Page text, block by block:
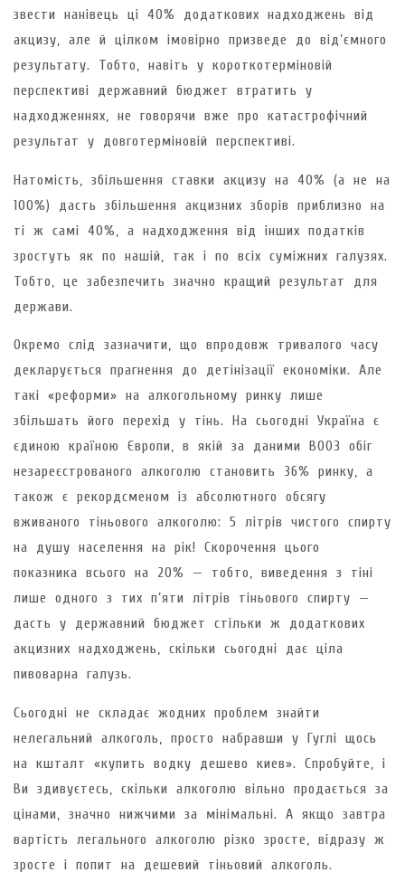
звести нанівець ці 40% додаткових надходжень від
акцизу, але й цілком імовірно призведе до від’ємного
результату. Тобто, навіть у короткотерміновій
перспективі державний бюджет втратить у
надходженнях, не говорячи вже про катастрофічний
результат у довготерміновій перспективі.
Натомість, збільшення ставки акцизу на 40% (а не на
100%) дасть збільшення акцизних зборів приблизно на
ті ж самі 40%, а надходження від інших податків
зростуть як по нашій, так і по всіх суміжних галузях.
Тобто, це забезпечить значно кращий результат для
держави.
Окремо слід зазначити, що впродовж тривалого часу
декларується прагнення до детінізації економіки. Але
такі «реформи» на алкогольному ринку лише
збільшать його перехід у тінь. На сьогодні Україна є
єдиною країною Європи, в якій за даними ВООЗ обіг
незареєстрованого алкоголю становить 36% ринку, а
також є рекордсменом із абсолютного обсягу
вживаного тіньового алкоголю: 5 літрів чистого спирту
на душу населення на рік! Скорочення цього
показника всього на 20% — тобто, виведення з тіні
лише одного з тих п’яти літрів тіньового спирту —
дасть у державний бюджет стільки ж додаткових
акцизних надходжень, скільки сьогодні дає ціла
пивоварна галузь.
Сьогодні не складає жодних проблем знайти
нелегальний алкоголь, просто набравши у Гуглі щось
на кшталт «купить водку дешево киев». Спробуйте, і
Ви здивуєтесь, скільки алкоголю вільно продається за
цінами, значно нижчими за мінімальні. А якщо завтра
вартість легального алкоголю різко зросте, відразу ж
зросте і попит на дешевий тіньовий алкоголь.